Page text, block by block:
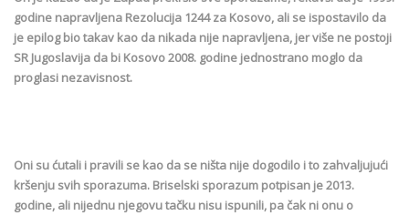
godine napravljena Rezolucija 1244 za Kosovo, ali se ispostavilo da
je epilog bio takav kao da nikada nije napravljena, jer više ne postoji
SR Јugoslavija da bi Kosovo 2008. godine jednostrano moglo da
proglasi nezavisnost.
Oni su ćutali i pravili se kao da se ništa nije dogodilo i to zahvaljujući
kršenju svih sporazuma. Briselski sporazum potpisan je 2013.
godine, ali nijednu njegovu tačku nisu ispunili, pa čak ni onu o